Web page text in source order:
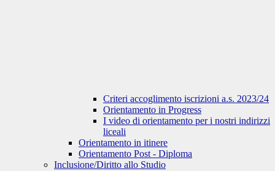
Criteri accoglimento iscrizioni a.s. 2023/24
Orientamento in Progress
I video di orientamento per i nostri indirizzi
liceali
Orientamento in itinere
Orientamento Post - Diploma
Inclusione/Diritto allo Studio